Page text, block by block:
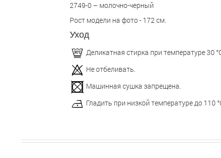
2749-0 – молочно-черный
Рост модели на фото - 172 см.
Уход
Деликатная стирка при температуре 30
Не отбеливать.
Машинная сушка запрещена.
Гладить при низкой температуре до 110